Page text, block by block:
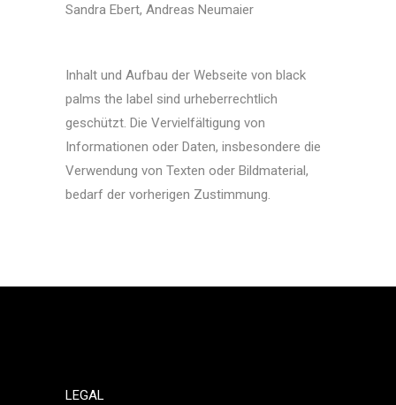
Sandra Ebert, Andreas Neumaier
Inhalt und Aufbau der Webseite von black
palms the label sind urheberrechtlich
geschützt. Die Vervielfältigung von
Informationen oder Daten, insbesondere die
Verwendung von Texten oder Bildmaterial,
bedarf der vorherigen Zustimmung.
LEGAL